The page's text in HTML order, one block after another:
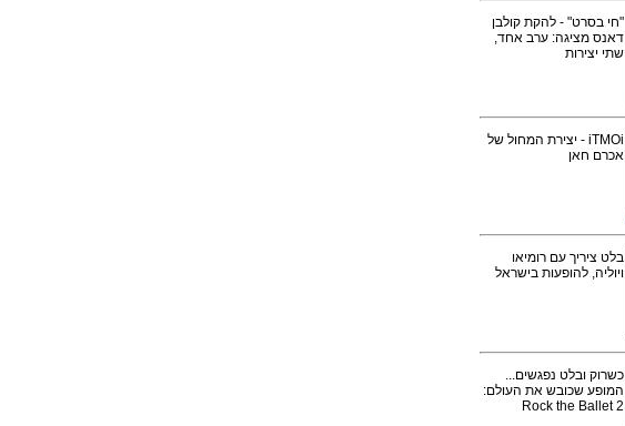
"חי בסרט" - להקת קולבן
דאנס מציגה: ערב אחד,
שתי יצירות
iTMOi - יצירת המחול של
אכרם חאן
בלט ציריך עם רומיאו
ויוליה, להופעות בישראל
כשרוק ובלט נפגשים...
המופע שכובש את העולם:
Rock the Ballet 2